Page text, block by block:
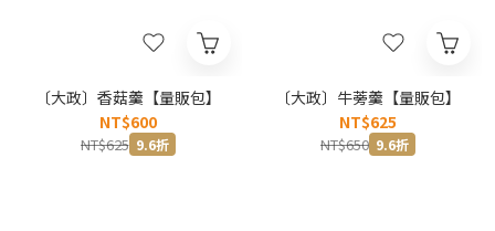
〔大政〕香菇羹【量販包】
NT$600
NT$625 9.6折
〔大政〕牛蒡羹【量販包】
NT$625
NT$650 9.6折